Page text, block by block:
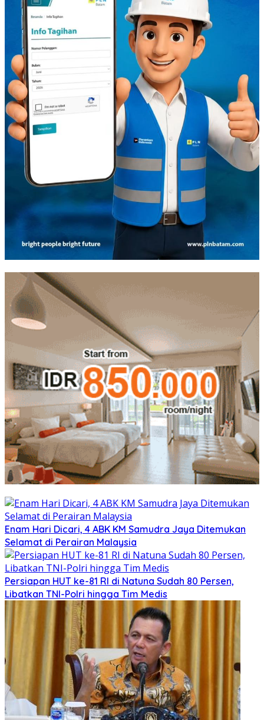
Enam Hari Dicari, 4 ABK KM Samudra Jaya Ditemukan
Selamat di Perairan Malaysia
Persiapan HUT ke-81 RI di Natuna Sudah 80 Persen,
Libatkan TNI-Polri hingga Tim Medis